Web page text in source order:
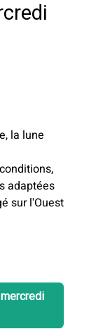
la lune
adaptées
sur l'Ouest